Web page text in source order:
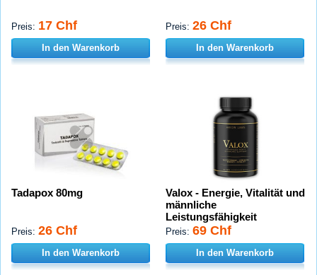
Preis: 17 Chf
In den Warenkorb
Preis: 26 Chf
In den Warenkorb
Tadapox 80mg
Preis: 26 Chf
In den Warenkorb
Valox - Energie, Vitalität und
männliche
Leistungsfähigkeit
Preis: 69 Chf
In den Warenkorb